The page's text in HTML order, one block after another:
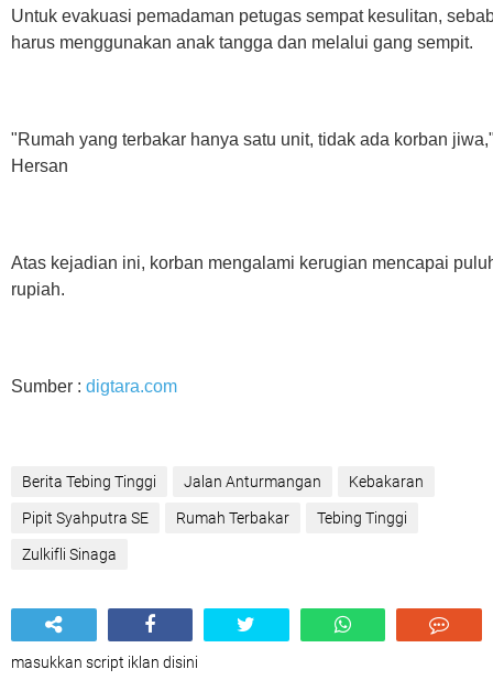
Untuk evakuasi pemadaman petugas sempat kesulitan,
harus menggunakan anak tangga dan melalui gang sempit.
"Rumah yang terbakar hanya satu unit, tidak ada korban
Hersan
Atas kejadian ini, korban mengalami kerugian mencapai
rupiah.
Sumber : digtara.com
Berita Tebing Tinggi Jalan Anturmangan Kebakaran
Pipit Syahputra SE Rumah Terbakar Tebing Tinggi
Zulkifli Sinaga
masukkan script iklan disini